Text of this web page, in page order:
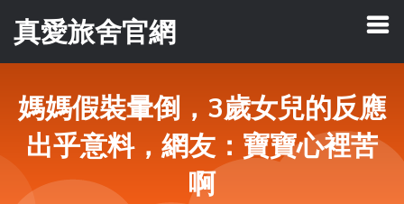
真愛旅舍官網
媽媽假裝暈倒，3歲女兒的反應
出乎意料，網友：寶寶心裡苦
啊